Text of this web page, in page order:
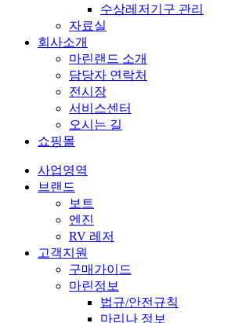
수상레저기구 관리
자료실
회사소개
마린랜드 소개
담당자 연락처
전시장
서비스센터
오시는 길
쇼핑몰
사업영역
브랜드
보트
엔진
RV 레저
고객지원
구매가이드
마린정보
법규/안전규칙
마리나 정보